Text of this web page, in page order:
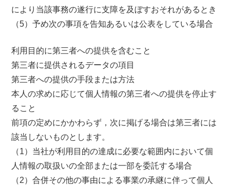
により当該事務の遂行に支障を及ぼすおそれがあるとき
（5）予め次の事項を告知あるいは公表をしている場合
利用目的に第三者への提供を含むこと
第三者に提供されるデータの項目
第三者への提供の手段または方法
本人の求めに応じて個人情報の第三者への提供を停止す
ること
前項の定めにかかわらず，次に掲げる場合は第三者には
該当しないものとします。
（1）当社が利用目的の達成に必要な範囲内において個
人情報の取扱いの全部または一部を委託する場合
（2）合併その他の事由による事業の承継に伴って個人